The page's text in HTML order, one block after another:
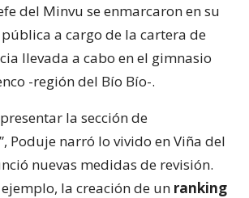
del Minvu se enmarcaron en su
a cargo de la cartera de
llevada a cabo en el gimnasio
-región del Bío Bío-.
la sección de
Poduje narró lo vivido en Viña del
nuevas medidas de revisión.
la creación de un ranking